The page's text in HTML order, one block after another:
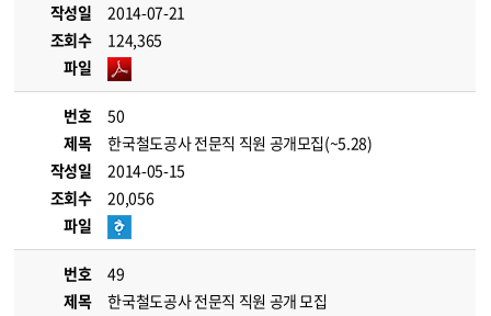
작성일
2014-07-21
조회수
124,365
파일
번호
50
제목
한국철도공사 전문직 직원 공개모집(~5.28)
작성일
2014-05-15
조회수
20,056
파일
번호
49
제목
한국철도공사 전문직 직원 공개 모집